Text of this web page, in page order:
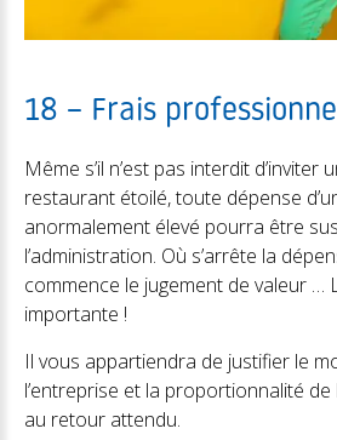
18 – Frais
Même s’il n’est pas interdit d’inviter
restaurant étoilé, toute dépense
anormalement élevé pourra être
l’administration. Où s’arrête la
commence le jugement de valeur …
importante !
Il vous appartiendra de justifier le
l’entreprise et la proportionnalité
au retour attendu.